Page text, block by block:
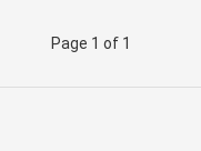
Page 1 of 1